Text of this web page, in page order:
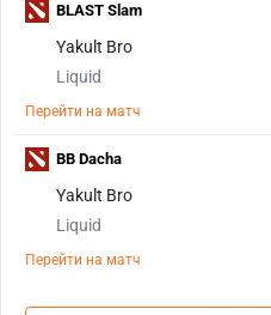
Yakult Bro
Liquid
Перейти на матч
BLAST Slam
Yakult Bro
Liquid
Перейти на матч
BB Dacha